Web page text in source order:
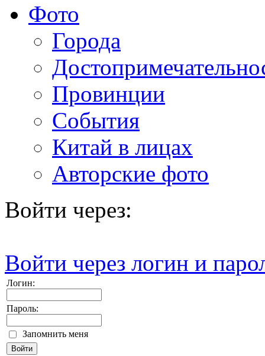
Фото
Города
Провинции
События
Китай в лицах
Авторские фото
Войти через:
Войти через логин и
Логин:
Пароль:
Запомнить меня